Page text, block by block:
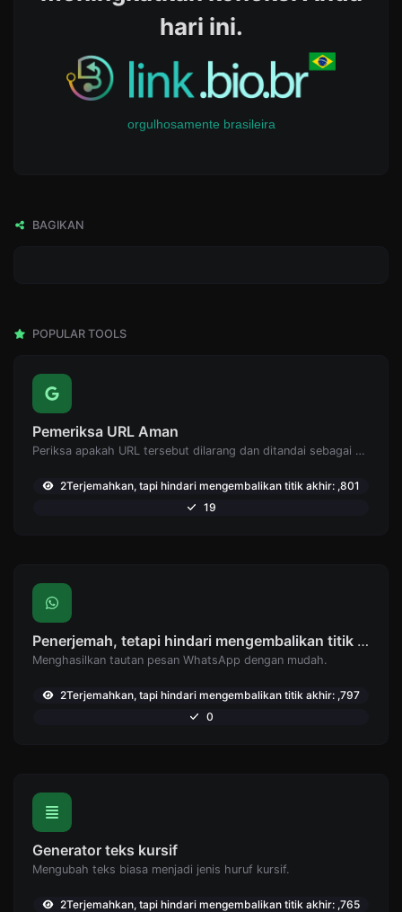
hari ini.
orgulhosamente brasileira
BAGIKAN
POPULAR TOOLS
Pemeriksa URL Aman
Periksa apakah URL tersebut dilarang dan ditandai sebagai aman/tidak aman oleh Google.
2Terjemahkan, tapi hindari mengembalikan titik akhir: ,801
19
Penerjemah, tetapi hindari mengembalikan titik akhir: Pembuat tautan WhatsApp
Menghasilkan tautan pesan WhatsApp dengan mudah.
2Terjemahkan, tapi hindari mengembalikan titik akhir: ,797
0
Generator teks kursif
Mengubah teks biasa menjadi jenis huruf kursif.
2Terjemahkan, tapi hindari mengembalikan titik akhir: ,765